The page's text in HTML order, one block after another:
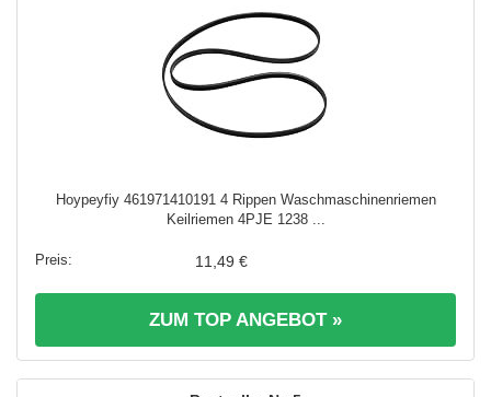
Hoypeyfiy 461971410191 4 Rippen Waschmaschinenriemen
Keilriemen 4PJE 1238 ...
11,49 €
ZUM TOP ANGEBOT »